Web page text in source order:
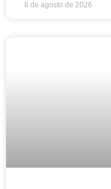
8 de agosto de 2026